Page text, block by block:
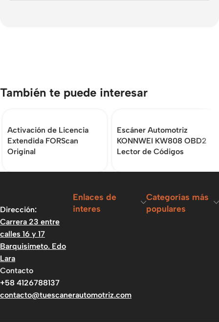
También te puede interesar
Activación de Licencia
Extendida FORScan
Original
Escáner Automotriz
KONNWEI KW808 OBD2
Lector de Códigos
Dirección:
Carrera 23 entre
calles 16 y 17
Barquisimeto. Edo
Lara
Contacto
+58 4126788137
contacto@tuescanerautomotriz.com
Enlaces de
interes
Categorías más
populares